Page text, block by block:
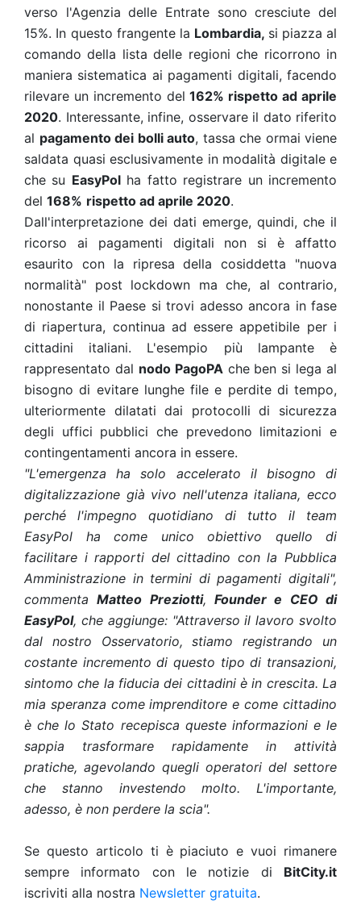
verso l'Agenzia delle Entrate sono cresciute del
15%. In questo frangente la Lombardia, si piazza al
comando della lista delle regioni che ricorrono in
maniera sistematica ai pagamenti digitali, facendo
rilevare un incremento del162% rispetto ad aprile
2020. Interessante, infine, osservare il dato riferito
al pagamento dei bolli auto, tassa che ormai viene
saldata quasi esclusivamente in modalità digitale e
che su EasyPolha fatto registrare un incremento
del 168% rispetto ad aprile 2020.
Dall'interpretazione dei dati emerge, quindi, che il
ricorso ai pagamenti digitali non si è affatto
esaurito con la ripresa della cosiddetta "nuova
normalità" post lockdown ma che, al contrario,
nonostante il Paese si trovi adesso ancora in fase
di riapertura, continua ad essere appetibile per i
cittadini italiani. L'esempio più lampante è
rappresentato dal nodo PagoPAche ben si lega al
bisogno di evitare lunghe file e perdite di tempo,
ulteriormente dilatati dai protocolli di sicurezza
degli uffici pubblici che prevedono limitazioni e
contingentamenti ancora in essere.
"L'emergenza ha solo accelerato il bisogno di
digitalizzazione già vivo nell'utenza italiana, ecco
perché l'impegno quotidiano di tutto il team
EasyPol ha come unico obiettivo quello di
facilitare i rapporti del cittadino con la Pubblica
Amministrazione in termini di pagamenti digitali",
commentaMatteo Preziotti,Founder e CEO di
EasyPol, che aggiunge: "Attraverso il lavoro svolto
dal nostro Osservatorio, stiamo registrando un
costante incremento di questo tipo di transazioni,
sintomo che la fiducia dei cittadini è in crescita. La
mia speranza come imprenditore e come cittadino
è che lo Stato recepisca queste informazioni e le
sappia trasformare rapidamente in attività
pratiche, agevolando quegli operatori del settore
che stanno investendo molto. L'importante,
adesso, è non perdere la scia".
Se questo articolo ti è piaciuto e vuoi rimanere
sempre informato con le notizie di BitCity.it
iscriviti alla nostra Newsletter gratuita.